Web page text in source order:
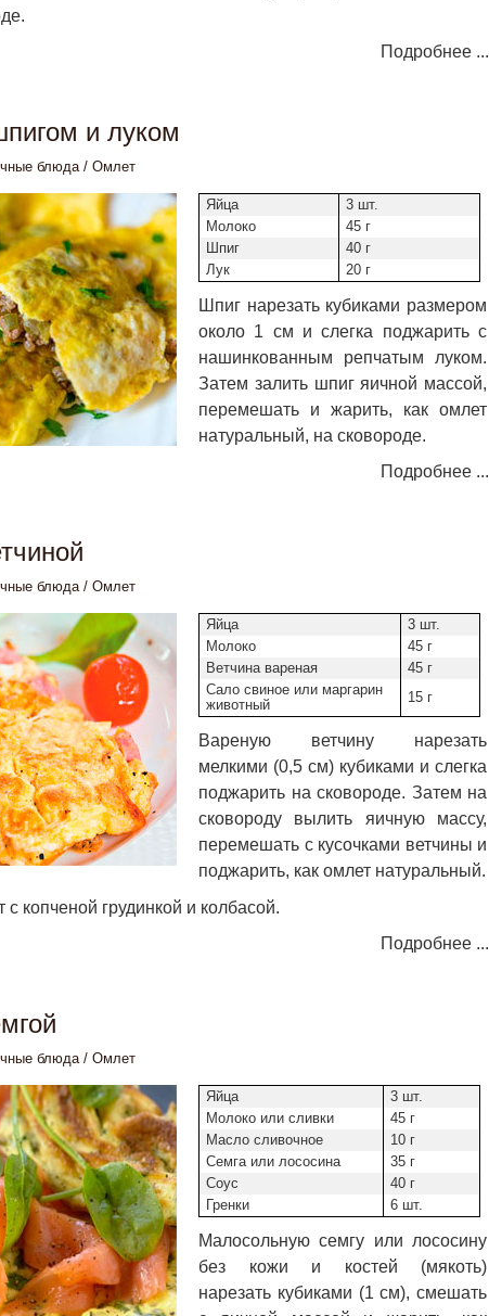
Подробнее ...
и луком
блюда/ Омлет
Яйца
3 шт.
Молоко
45 г
Шпиг
40 г
Лук
20 г
Шпиг нарезать кубиками размером
около 1 см и слегка поджарить с
нашинкованным репчатым луком.
Затем залить шпиг яичной массой,
перемешать и жарить, как омлет
натуральный, на сковороде.
Подробнее ...
блюда/ Омлет
Яйца
3 шт.
Молоко
45 г
Ветчина вареная
45 г
Сало свиное или маргарин
животный
15 г
Вареную ветчину нарезать
мелкими (0,5 см) кубиками и слегка
поджарить на сковороде. Затем на
сковороду вылить яичную массу,
перемешать с кусочками ветчины и
поджарить, как омлет натуральный.
с копченой грудинкой и колбасой.
Подробнее ...
блюда/ Омлет
Яйца
3 шт.
Молоко или сливки
45 г
Масло сливочное
10 г
Семга или лососина
35 г
Соус
40 г
Гренки
6 шт.
Малосольную семгу или лососину
без кожи и костей (мякоть)
нарезать кубиками (1 см), смешать